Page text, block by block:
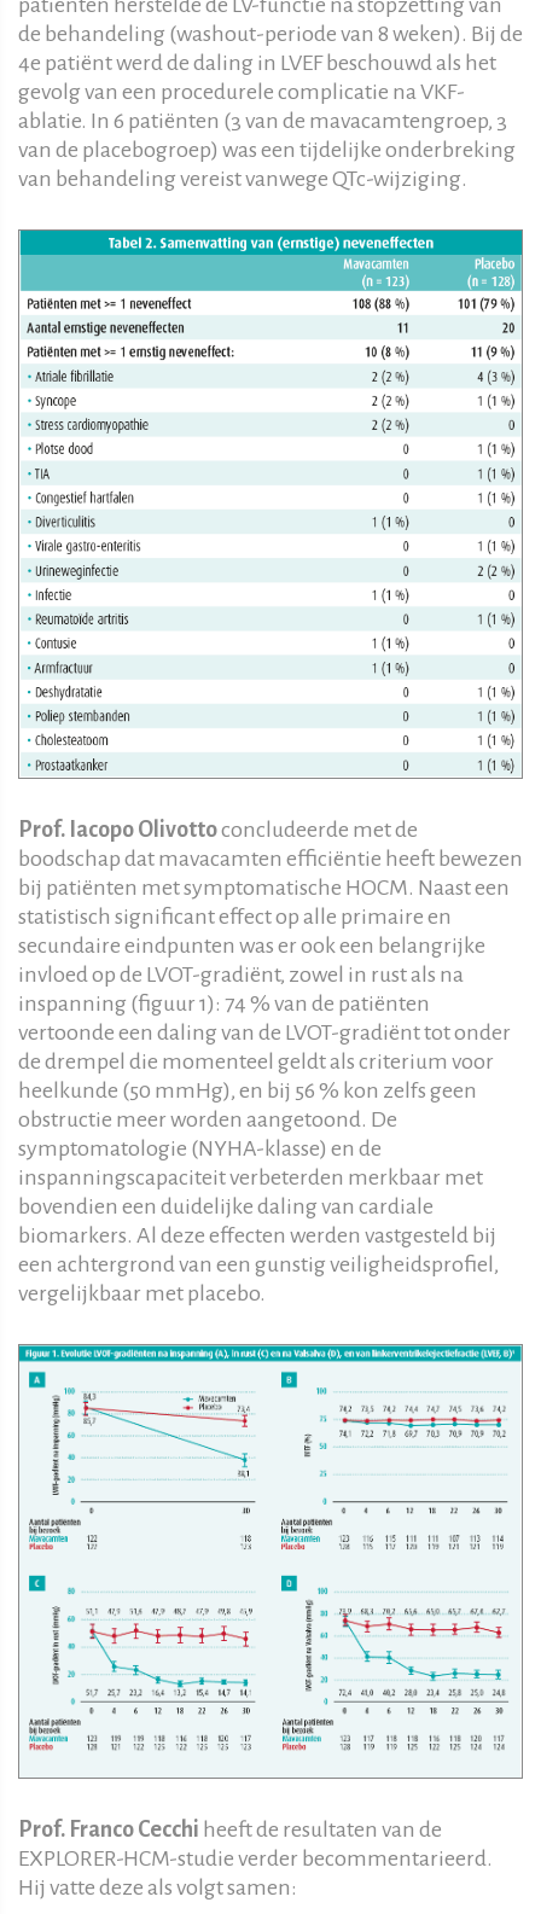
patiënten herstelde de LV-functie na stopzetting van
de behandeling (washout-periode van 8 weken). Bij de
4e patiënt werd de daling in LVEF beschouwd als het
gevolg van een procedurele complicatie na VKF-
ablatie. In 6 patiënten (3 van de mavacamtengroep, 3
van de placebogroep) was een tijdelijke onderbreking
van behandeling vereist vanwege QTc-wijziging.
Prof. Iacopo Olivottoconcludeerde met de
boodschap dat mavacamten efficiëntie heeft bewezen
bij patiënten met symptomatische HOCM. Naast een
statistisch significant effect op alle primaire en
secundaire eindpunten was er ook een belangrijke
invloed op de LVOT-gradiënt, zowel in rust als na
inspanning (figuur 1): 74 % van de patiënten
vertoonde een daling van de LVOT-gradiënt tot onder
de drempel die momenteel geldt als criterium voor
heelkunde (50 mmHg), en bij 56 % kon zelfs geen
obstructie meer worden aangetoond. De
symptomatologie (NYHA-klasse) en de
inspanningscapaciteit verbeterden merkbaar met
bovendien een duidelijke daling van cardiale
biomarkers. Al deze effecten werden vastgesteld bij
een achtergrond van een gunstig veiligheidsprofiel,
vergelijkbaar met placebo.
Prof. Franco Cecchi heeft de resultaten van de
EXPLORER-HCM-studie verder becommentarieerd.
Hij vatte deze als volgt samen: